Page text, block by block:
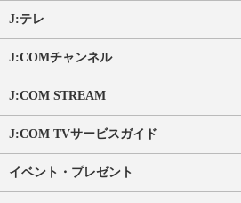
J:テレ
J:COMチャンネル
J:COM STREAM
J:COM TVサービスガイド
イベント・プレゼント